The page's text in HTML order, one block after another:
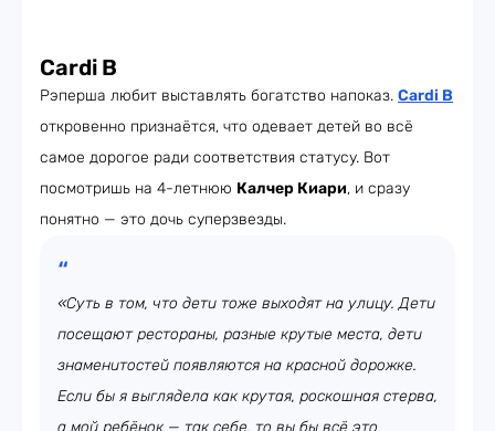
Cardi B
Рэперша любит выставлять богатство напоказ. Cardi B
откровенно признаётся, что одевает детей во всё
самое дорогое ради соответствия статусу. Вот
посмотришь на 4-летнюю Калчер Киари, и сразу
понятно — это дочь суперзвезды.
«Суть в том, что дети тоже выходят на улицу. Дети
посещают рестораны, разные крутые места, дети
знаменитостей появляются на красной дорожке.
Если бы я выглядела как крутая, роскошная стерва,
а мой ребёнок — так себе, то вы бы всё это